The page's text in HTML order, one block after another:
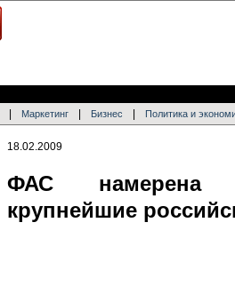
Маркетинг Бизнес Политика и
18.02.2009
ФАС намерена
крупнейшие